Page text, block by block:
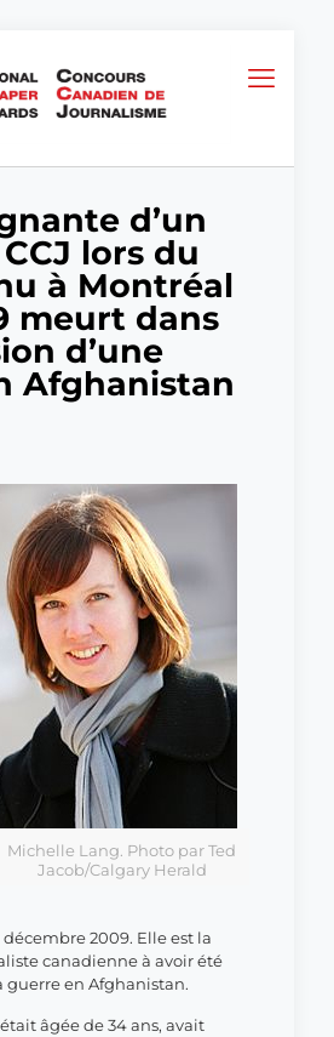
d’un
lors du
à Montréal
meurt dans
d’une
Afghanistan
Michelle Lang. Photo par Ted
Jacob/Calgary Herald
2009. Elle est la
canadienne à avoir été
en Afghanistan.
âgée de 34 ans, avait